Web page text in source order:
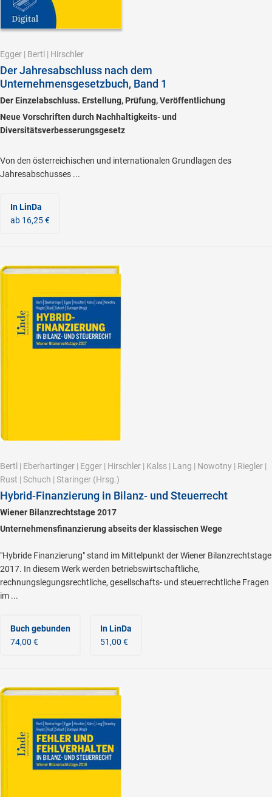
Egger | Bertl | Hirschler
Der Jahresabschluss nach dem
Unternehmensgesetzbuch, Band 1
Der Einzelabschluss. Erstellung, Prüfung, Veröffentlichung
Neue Vorschriften durch Nachhaltigkeits- und
Diversitätsverbesserungsgesetz
Von den österreichischen und internationalen Grundlagen des
Jahresabschusses ...
In LinDa
ab 16,25 €
Bertl | Eberhartinger | Egger | Hirschler | Kalss | Lang | Nowotny | Riegler |
Rust | Schuch | Staringer (Hrsg.)
Hybrid-Finanzierung in Bilanz- und Steuerrecht
Wiener Bilanzrechtstage 2017
Unternehmensfinanzierung abseits der klassischen Wege
"Hybride Finanzierung" stand im Mittelpunkt der Wiener Bilanzrechtstage
2017. In diesem Werk werden betriebswirtschaftliche,
rechnungslegungsrechtliche, gesellschafts- und steuerrechtliche Fragen
im ...
Buch gebunden
74,00 €
In LinDa
51,00 €